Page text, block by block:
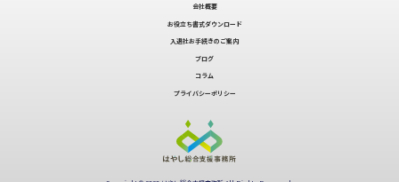
会社概要
お役立ち書式ダウンロード
入退社お手続きのご案内
ブログ
コラム
プライバシーポリシー